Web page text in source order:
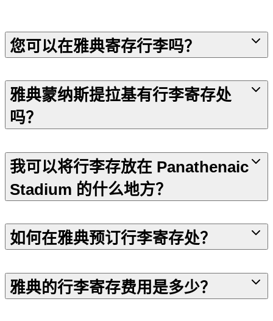
您可以在雅典寄存行李吗？
雅典蒙纳斯提拉基有行李寄存处
吗？
我可以将行李存放在 Panathenaic
Stadium 的什么地方？
如何在雅典预订行李寄存处？
雅典的行李寄存费用是多少？